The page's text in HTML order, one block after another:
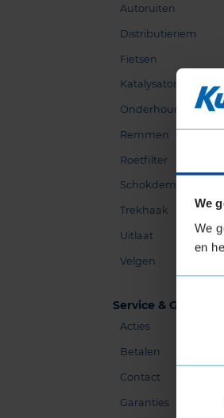
We
We
en
Autoruiten
Distributieriem
Fietsen
Katalysator
Onderhoud
Remmen
Roetfilter
Schokdemper
Trekhaak
Uitlaat
Velgen
Service & Garanties
Acties
Betalen
Contact
Garanties